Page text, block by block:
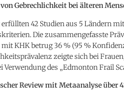
Gebrechlichkeit bei älteren
42 Studien aus 5 Ländern
Die zusammengefasste
KHK betrug 36 % (95 %
zeigte sich bei
Verwendung des „Edmonton Frail
Review mit Metaanalyse über